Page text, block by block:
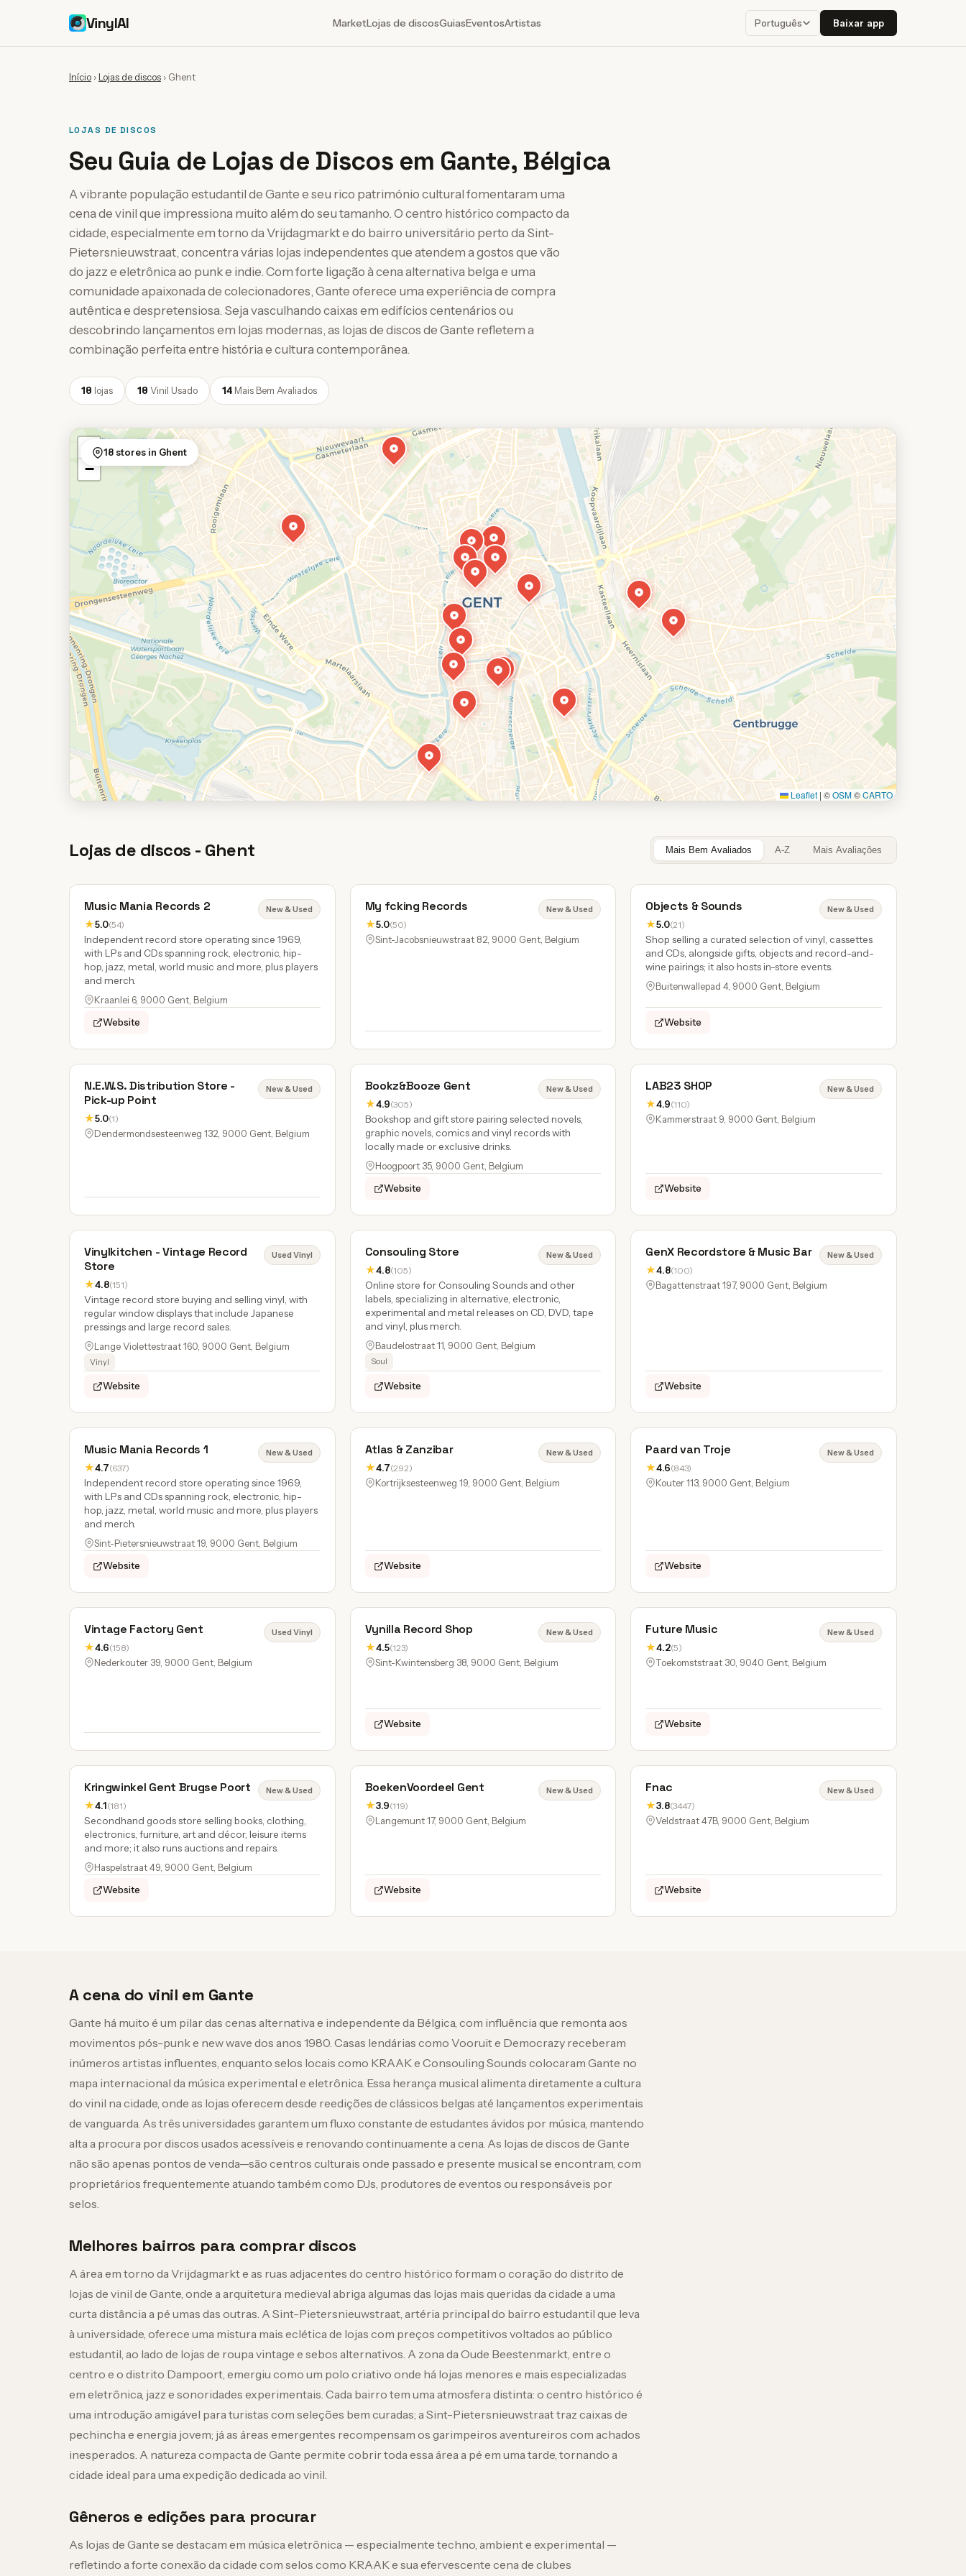
VinylAI MarketLojas de discosGuiasEventosArtistas Português Baixar app
Início ›Lojas de discos › Ghent
LOJAS DE DISCOS
Seu Guia de Lojas de Discos em Gante, Bélgica
A vibrante população estudantil de Gante e seu rico património cultural fomentaram uma
cena de vinil que impressiona muito além do seu tamanho. O centro histórico compacto da
cidade, especialmente em torno da Vrijdagmarkt e do bairro universitário perto da Sint-
Pietersnieuwstraat, concentra várias lojas independentes que atendem a gostos que vão
do jazz e eletrônica ao punk e indie. Com forte ligação à cena alternativa belga e uma
comunidade apaixonada de colecionadores, Gante oferece uma experiência de compra
autêntica e despretensiosa. Seja vasculhando caixas em edifícios centenários ou
descobrindo lançamentos em lojas modernas, as lojas de discos de Gante refletem a
combinação perfeita entre história e cultura contemporânea.
18 lojas 18 Vinil Usado 14 Mais Bem Avaliados
+
−
Leaflet | ©OSM©CARTO
18 stores in Ghent
Lojas de discos - Ghent Mais Bem Avaliados A-Z Mais Avaliações
Music Mania Records 2
★5.0(54)
New & Used
Independent record store operating since 1969,
with LPs and CDs spanning rock, electronic, hip-
hop, jazz, metal, world music and more, plus players
and merch.
Kraanlei 6, 9000 Gent, Belgium
Website
My fcking Records
★5.0(50)
New & Used
Sint-Jacobsnieuwstraat 82, 9000 Gent, Belgium
Objects & Sounds
★5.0(21)
New & Used
Shop selling a curated selection of vinyl, cassettes
and CDs, alongside gifts, objects and record-and-
wine pairings; it also hosts in-store events.
Buitenwallepad 4, 9000 Gent, Belgium
Website
N.E.W.S. Distribution Store -
Pick-up Point
★5.0(1)
New & Used
Dendermondsesteenweg 132, 9000 Gent, Belgium
Bookz&Booze Gent
★4.9(305)
New & Used
Bookshop and gift store pairing selected novels,
graphic novels, comics and vinyl records with
locally made or exclusive drinks.
Hoogpoort 35, 9000 Gent, Belgium
Website
LAB23 SHOP
★4.9(110)
New & Used
Kammerstraat 9, 9000 Gent, Belgium
Website
Vinylkitchen - Vintage Record
Store
★4.8(151)
Used Vinyl
Vintage record store buying and selling vinyl, with
regular window displays that include Japanese
pressings and large record sales.
Lange Violettestraat 160, 9000 Gent, Belgium
Vinyl
Website
Consouling Store
★4.8(105)
New & Used
Online store for Consouling Sounds and other
labels, specializing in alternative, electronic,
experimental and metal releases on CD, DVD, tape
and vinyl, plus merch.
Baudelostraat 11, 9000 Gent, Belgium
Soul
Website
GenX Recordstore & Music Bar
★4.8(100)
New & Used
Bagattenstraat 197, 9000 Gent, Belgium
Website
Music Mania Records 1
★4.7(637)
New & Used
Independent record store operating since 1969,
with LPs and CDs spanning rock, electronic, hip-
hop, jazz, metal, world music and more, plus players
and merch.
Sint-Pietersnieuwstraat 19, 9000 Gent, Belgium
Website
Atlas & Zanzibar
★4.7(292)
New & Used
Kortrijksesteenweg 19, 9000 Gent, Belgium
Website
Paard van Troje
★4.6(843)
New & Used
Kouter 113, 9000 Gent, Belgium
Website
Vintage Factory Gent
★4.6(158)
Used Vinyl
Nederkouter 39, 9000 Gent, Belgium
Vynilla Record Shop
★4.5(123)
New & Used
Sint-Kwintensberg 38, 9000 Gent, Belgium
Website
Future Music
★4.2(5)
New & Used
Toekomststraat 30, 9040 Gent, Belgium
Website
Kringwinkel Gent Brugse Poort
★4.1(181)
New & Used
Secondhand goods store selling books, clothing,
electronics, furniture, art and décor, leisure items
and more; it also runs auctions and repairs.
Haspelstraat 49, 9000 Gent, Belgium
Website
BoekenVoordeel Gent
★3.9(119)
New & Used
Langemunt 17, 9000 Gent, Belgium
Website
Fnac
★3.8(3447)
New & Used
Veldstraat 47B, 9000 Gent, Belgium
Website
A cena do vinil em Gante
Gante há muito é um pilar das cenas alternativa e independente da Bélgica, com influência que remonta aos
movimentos pós-punk e new wave dos anos 1980. Casas lendárias como Vooruit e Democrazy receberam
inúmeros artistas influentes, enquanto selos locais como KRAAK e Consouling Sounds colocaram Gante no
mapa internacional da música experimental e eletrônica. Essa herança musical alimenta diretamente a cultura
do vinil na cidade, onde as lojas oferecem desde reedições de clássicos belgas até lançamentos experimentais
de vanguarda. As três universidades garantem um fluxo constante de estudantes ávidos por música, mantendo
alta a procura por discos usados acessíveis e renovando continuamente a cena. As lojas de discos de Gante
não são apenas pontos de venda—são centros culturais onde passado e presente musical se encontram, com
proprietários frequentemente atuando também como DJs, produtores de eventos ou responsáveis por
selos.
Melhores bairros para comprar discos
A área em torno da Vrijdagmarkt e as ruas adjacentes do centro histórico formam o coração do distrito de
lojas de vinil de Gante, onde a arquitetura medieval abriga algumas das lojas mais queridas da cidade a uma
curta distância a pé umas das outras. A Sint-Pietersnieuwstraat, artéria principal do bairro estudantil que leva
à universidade, oferece uma mistura mais eclética de lojas com preços competitivos voltados ao público
estudantil, ao lado de lojas de roupa vintage e sebos alternativos. A zona da Oude Beestenmarkt, entre o
centro e o distrito Dampoort, emergiu como um polo criativo onde há lojas menores e mais especializadas
em eletrônica, jazz e sonoridades experimentais. Cada bairro tem uma atmosfera distinta: o centro histórico é
uma introdução amigável para turistas com seleções bem curadas; a Sint-Pietersnieuwstraat traz caixas de
pechincha e energia jovem; já as áreas emergentes recompensam os garimpeiros aventureiros com achados
inesperados. A natureza compacta de Gante permite cobrir toda essa área a pé em uma tarde, tornando a
cidade ideal para uma expedição dedicada ao vinil.
Gêneros e edições para procurar
As lojas de Gante se destacam em música eletrônica — especialmente techno, ambient e experimental —
refletindo a forte conexão da cidade com selos como KRAAK e sua efervescente cena de clubes